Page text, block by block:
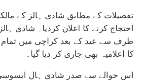
تفصیلات کے مطابق شادی ہالز کے
احتجاج کرنے کا اعلان کردیا۔ شادی
طرف سے عید کے بعد کراچی میں تمام
کا اعلامیہ بھی جاری کر دیا گیا۔
اس حوالے سے صدر شادی ہال